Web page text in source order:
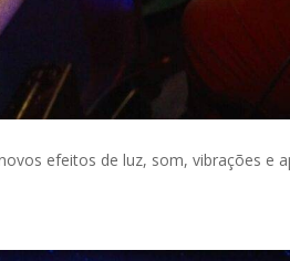
efeitos de luz, som, vibrações e